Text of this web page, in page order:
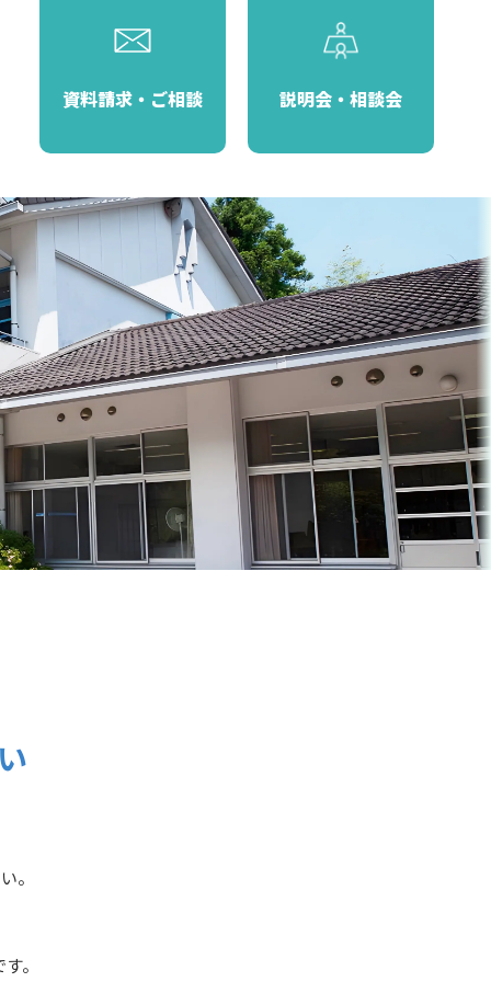
資料請求・ご相談 説明会・相談会
。
。